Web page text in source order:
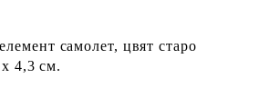
самолет, цвят старо
4,3 см.